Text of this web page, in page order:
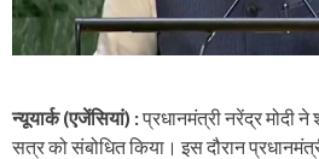
न्यूयार्क (एजेंसियां) :प्रधानमंत्री नरेंद्र मोदी
सत्र को संबोधित किया। इस दौरान